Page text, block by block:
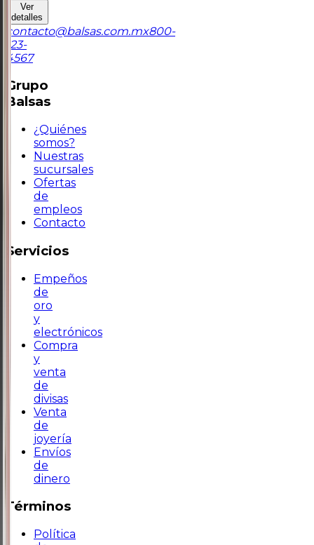
Ver
detalles
contacto@balsas.com.mx800-
123-
4567
Grupo
Balsas
¿Quiénes
somos?
Nuestras
sucursales
Ofertas
de
empleos
Contacto
Servicios
Empeños
de
oro
y
electrónicos
Compra
y
venta
de
divisas
Venta
de
joyería
Envíos
de
dinero
Términos
Política